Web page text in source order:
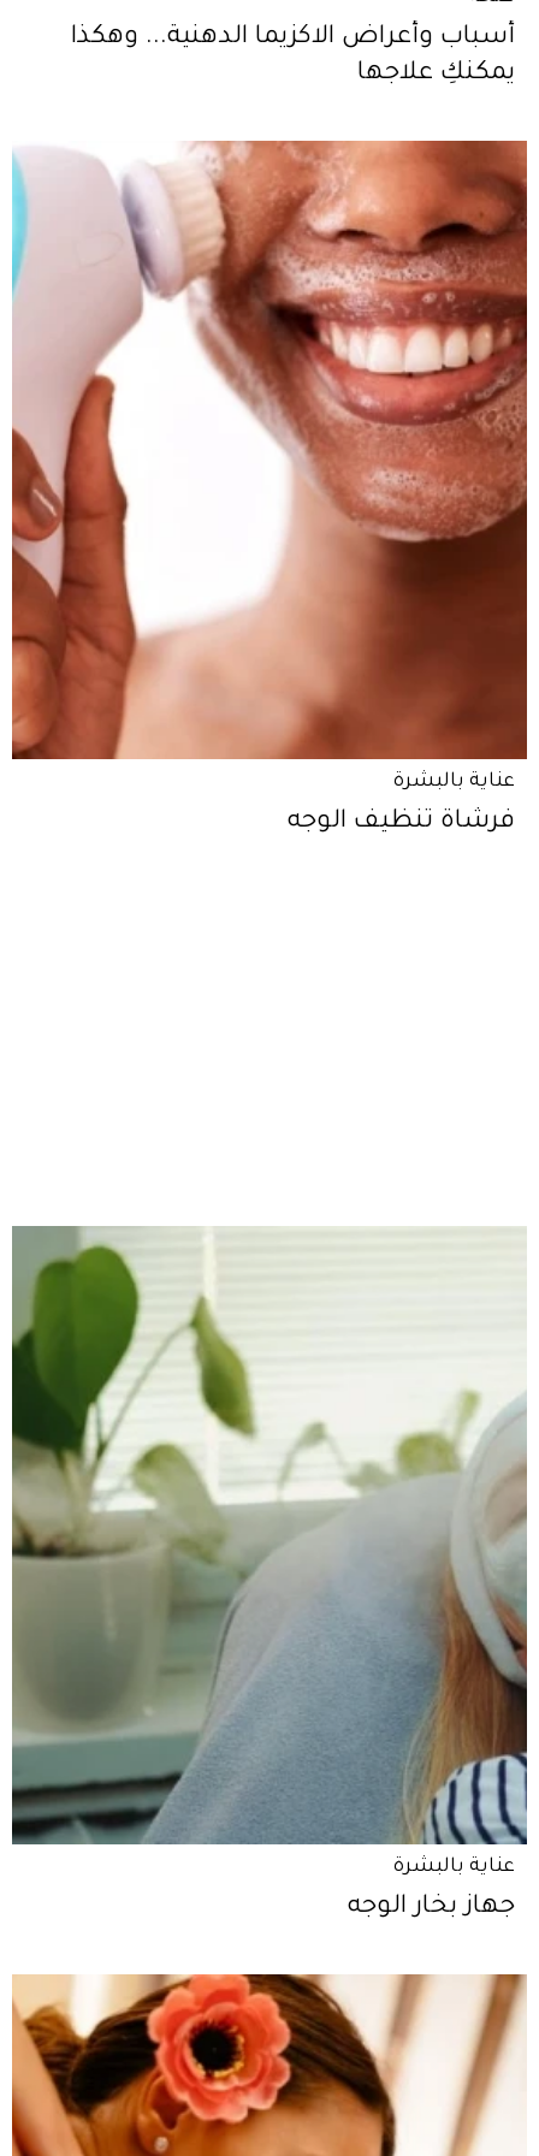
أسباب وأعراض الاكزيما الدهنية... وهكذا
يمكنكِ علاجها
عناية بالبشرة
فرشاة تنظيف الوجه
عناية بالبشرة
جهاز بخار الوجه